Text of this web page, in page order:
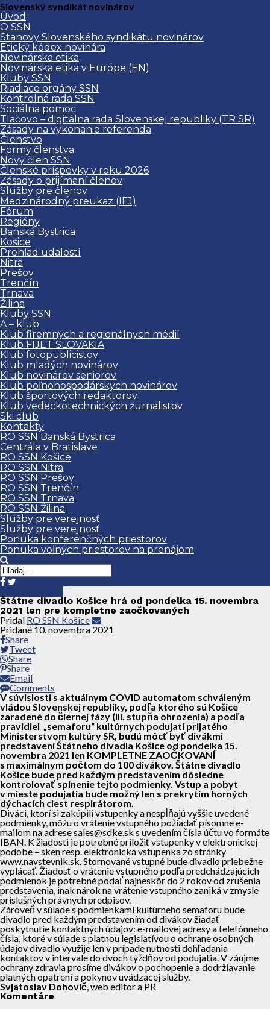
Slovenský syndikát novinárov
Úvod
O SSN
Stanovy Slovenského syndikátu novinárov
Etický kódex novinára
Novinárska etika
Novinárska etika v Európe (EN)
Kluby SSN
Riadiace orgány SSN
Kontrolná rada SSN
Sociálna pomoc
Tlačovo – digitálna rada Slovenskej republiky (TR SR)
Zásady na vykonanie referenda
Členstvo
Formy členstva
Nový člen SSN
Členské príspevky v roku 2026
Zásady o prijímaní členov
Služby pre členov
Medzinárodný preukaz (IFJ)
Fórum
Regióny
Banská Bystrica
Košice
Prehľad udalostí
Nitra
Prešov
Trenčín
Trnava
Žilina
Kluby SSN
A – klub
Klub firemných a regionálnych médií
Klub FIJET SLOVAKIA
Klub fotopublicistov
Klub mladých novinárov
Klub novinárov seniorov
Klub poľnohospodárskych novinárov
Klub športových redaktorov
Klub vedeckotechnických žurnalistov
Ski club
Kontakty
RO SSN Banská Bystrica
Centrála v Bratislave
RO SSN Košice
RO SSN Nitra
RO SSN Prešov
RO SSN Trenčín
RO SSN Trnava
RO SSN Žilina
Služby pre verejnosť
Služby pre verejnosť
Ponuka konferenčných priestorov
Ponuka voľných priestorov na prenájom
Štátne divadlo Košice hrá od pondelka 15. novembra
2021 len pre kompletne zaočkovaných
Pridal RO SSN Košice
Pridané 10. novembra 2021
Share
Tweet
Share
Share
Email
Comments
V súvislosti s aktuálnym COVID automatom schváleným
vládou Slovenskej republiky, podľa ktorého sú Košice
zaradené do čiernej fázy (III. stupňa ohrozenia) a podľa
pravidiel „semaforu“ kultúrnych podujatí prijatého
Ministerstvom kultúry SR, budú môcť byť divákmi
predstavení Štátneho divadla Košice od pondelka 15.
novembra 2021 len KOMPLETNE ZAOČKOVANÍ
s maximálnym počtom do 100 divákov. Štátne divadlo
Košice bude pred každým predstavením dôsledne
kontrolovať splnenie tejto podmienky. Vstup a pobyt
v mieste podujatia bude možný len s prekrytím horných
dýchacích ciest respirátorom.
Diváci, ktorí si zakúpili vstupenky a nespĺňajú vyššie uvedené
podmienky, môžu o vrátenie vstupného požiadať písomne e-
mailom na adrese sales@sdke.sk s uvedením čísla účtu vo formáte
IBAN. K žiadosti je potrebné priložiť vstupenky v elektronickej
podobe – sken resp. elektronická vstupenka zo stránky
www.navstevnik.sk. Stornované vstupné bude divadlo priebežne
vyplácať. Žiadosť o vrátenie vstupného podľa predchádzajúcich
podmienok je potrebné podať najneskôr do 2 rokov od zrušenia
predstavenia, inak nárok na vrátenie vstupného zaniká v zmysle
príslušných právnych predpisov.
Zároveň v súlade s podmienkami kultúrneho semaforu bude
divadlo pred každým predstavením od divákov žiadať
poskytnutie kontaktných údajov: e-mailovej adresy a telefónneho
čísla, ktoré v súlade s platnou legislatívou o ochrane osobných
údajov divadlo využije len v prípade nutnosti dohľadania
kontaktov v intervale do dvoch týždňov od podujatia. V záujme
ochrany zdravia prosíme divákov o pochopenie a dodržiavanie
platných opatrení a pokynov uvádzacej služby.
Svjatoslav Dohovič, web editor a PR
Komentáre